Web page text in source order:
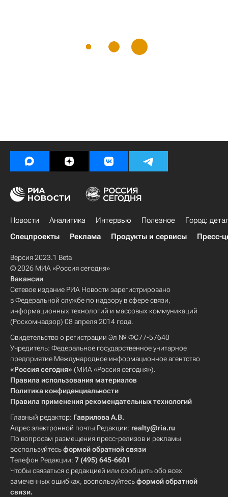
Новости Аналитика Интервью Полезное
Город:
Спецпроекты
Реклама Продукты и сервисы Пресс-
Версия 2023.1 Beta
© 2026 МИА «Россия сегодня»
Вакансии
Сетевое издание РИА Новости зарегистрировано
в Федеральной службе по надзору в сфере связи,
информационных технологий и массовых коммуникаций
(Роскомнадзор) 08 апреля 2014 года.
Свидетельство о регистрации Эл № ФС77-57640
Учредитель: Федеральное государственное унитарное
предприятие Международное информационное агентство
«Россия сегодня» (МИА «Россия сегодня»).
Правила использования материалов
Политика конфиденциальности
Правила применения рекомендательных технологий
Главный редактор: Гаврилова А.В.
Адрес электронной почты Редакции: realty@ria.ru
По вопросам размещения пресс-релизов и рекламы
воспользуйтесьформой обратной связи
Телефон Редакции: 7 (495) 645-6601
Чтобы связаться с редакцией или сообщить обо всех
замеченных ошибках, воспользуйтесьформой обратной
связи.